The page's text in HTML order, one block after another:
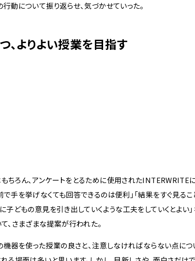
動について振り返らせ、気づかせていった。
、よりよい授業を目指す
ちろん、アンケートをとるために使用されたINTERWRITE
手を挙げなくても回答できるのは便利」「結果をすぐ見る
子どもの意見を引き出していくような工夫をしていくとよい
、さまざまな提案が行われた。
器を使った授業の良さと、注意しなければならない点につ